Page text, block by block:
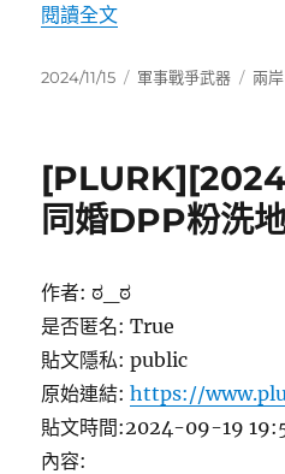
閱讀全文〈2000年後暴露的
發
2024/11/15
分
軍事戰爭武器
標
兩岸
同婚DPP粉洗
作者: ಠ_ಠ
是否匿名: True
貼文隱私: public
原始連結:https://
貼文時間:2024-09-19
內容: